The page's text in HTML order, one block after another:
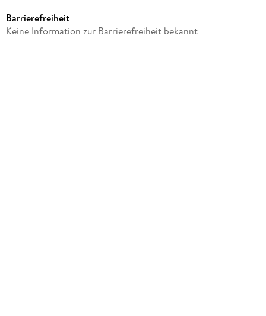
Gewicht
Barrierefreiheit
Keine Information zur Barrierefreiheit bekannt